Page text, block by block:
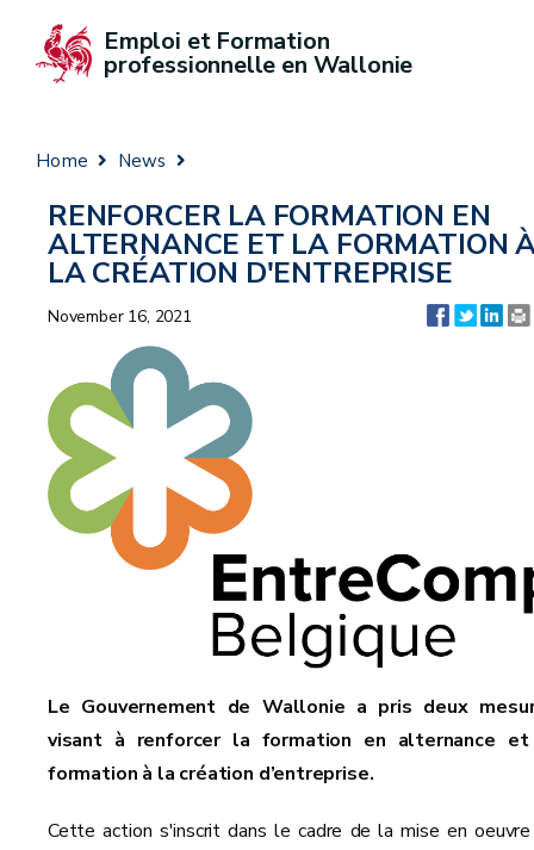
Emploi et Formation
professionnelle en Wallonie
Home News
RENFORCER LA FORMATION EN
ALTERNANCE ET LA FORMATION
LA CRÉATION D'ENTREPRISE
November 16, 2021
Le Gouvernement de Wallonie a pris deux
visant à renforcer la formation en alternance
formation à la création d’entreprise.
Cette action s'inscrit dans le cadre de la mise en